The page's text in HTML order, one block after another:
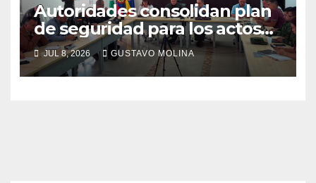
Autoridades consolidan plan
de seguridad para los actos
conmemorativos del 20 de
julio
JUL 8, 2026 GUSTAVO MOLINA